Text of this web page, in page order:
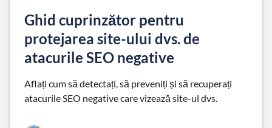
Ghid cuprinzător pentru
protejarea site-ului dvs. de
atacurile SEO negative
Aflați cum să detectați, să preveniți și să recuperați
atacurile SEO negative care vizează site-ul dvs.